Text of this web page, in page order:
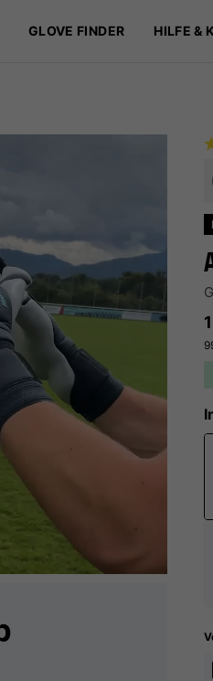
GLOVE FINDER HILFE &